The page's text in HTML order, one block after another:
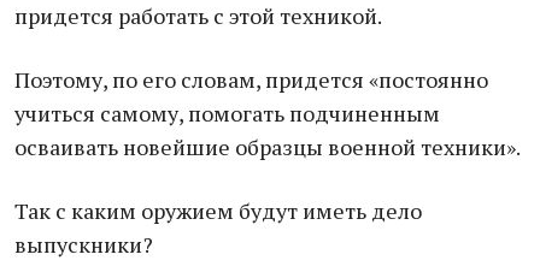
придется работать с этой техникой.
Поэтому, по его словам, придется «постоянно
учиться самому, помогать подчиненным
осваивать новейшие образцы военной техники».
Так с каким оружием будут иметь дело
выпускники?